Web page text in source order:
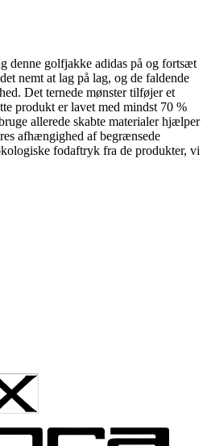
denne golfjakke adidas på og fortsæt
nemt at lag på lag, og de faldende
Det ternede mønster tilføjer et
produkt er lavet med mindst 70 %
allerede skabte materialer hjælper
afhængighed af begrænsede
fodaftryk fra de produkter, vi